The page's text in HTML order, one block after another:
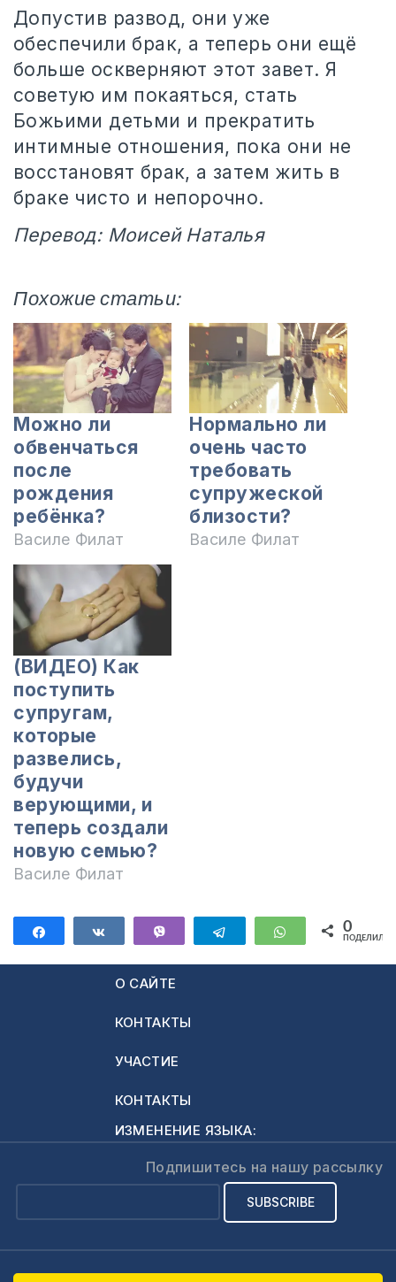
Допустив развод, они уже
обеспечили брак, а теперь они ещё
больше оскверняют этот завет. Я
советую им покаяться, стать
Божьими детьми и прекратить
интимные отношения, пока они не
восстановят брак, а затем жить в
браке чисто и непорочно.
Перевод: Моисей Наталья
Похожие статьи:
Можно ли
обвенчаться
после
рождения
ребёнка?
Василе Филат
Нормально ли
очень часто
требовать
супружеской
близости?
Василе Филат
(ВИДЕО) Как
поступить
супругам,
которые
развелись,
будучи
верующими, и
теперь создали
новую семью?
Василе Филат
ПоделитьсяПоделиться Telegram WhatsApp
0
О САЙТЕ
КОНТАКТЫ
УЧАСТИЕ
КОНТАКТЫ
ИЗМЕНЕНИЕ ЯЗЫКА:
Подпишитесь на нашу рассылку